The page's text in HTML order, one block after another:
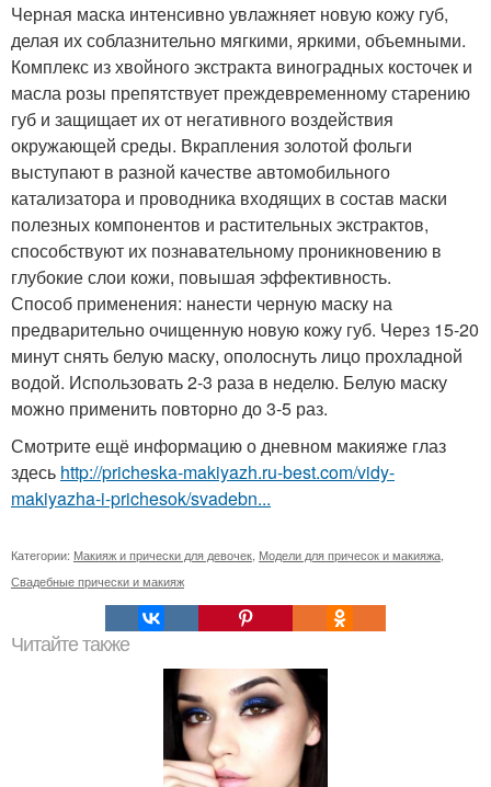
Черная маска интенсивно увлажняет новую кожу губ,
делая их соблазнительно мягкими, яркими, объемными.
Комплекс из хвойного экстракта виноградных косточек и
масла розы препятствует преждевременному старению
губ и защищает их от негативного воздействия
окружающей среды. Вкрапления золотой фольги
выступают в разной качестве автомобильного
катализатора и проводника входящих в состав маски
полезных компонентов и растительных экстрактов,
способствуют их познавательному проникновению в
глубокие слои кожи, повышая эффективность.
Способ применения: нанести черную маску на
предварительно очищенную новую кожу губ. Через 15-20
минут снять белую маску, ополоснуть лицо прохладной
водой. Использовать 2-3 раза в неделю. Белую маску
можно применить повторно до 3-5 раз.
Смотрите ещё информацию о дневном макияже глаз
здесь http://pricheska-makiyazh.ru-best.com/vidy-
makiyazha-i-prichesok/svadebn...
Категории: Макияж и прически для девочек Модели для причесок и макияжа
Свадебные прически и макияж
Читайте также